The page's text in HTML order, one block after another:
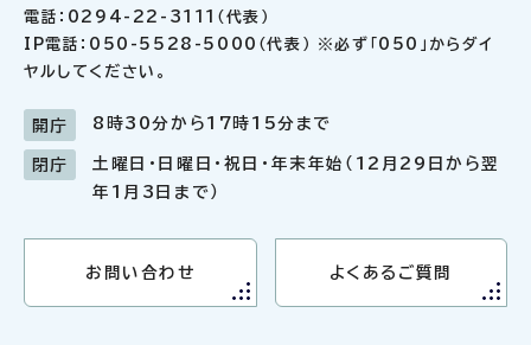
電話：0294-22-3111（代表）
IP電話：050-5528-5000（代表） ※必ず「050」からダイ
ヤルしてください。
開庁 8時30分から17時15分まで
閉庁
土曜日・日曜日・祝日・年末年始（12月29日から翌
年1月3日まで）
お問い合わせ よくあるご質問